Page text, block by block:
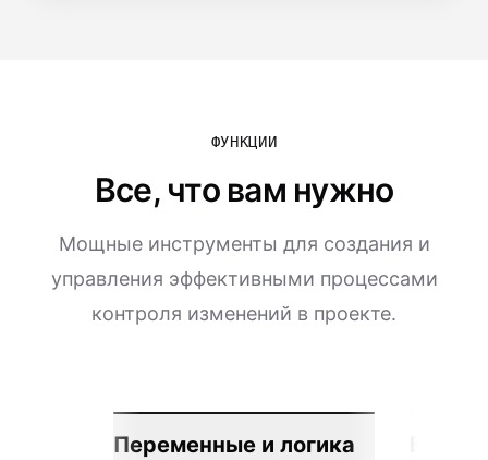
ФУНКЦИИ
Все, что вам нужно
Мощные инструменты для создания и
управления эффективными процессами
контроля изменений в проекте.
Переменные и логика